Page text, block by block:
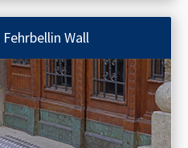
Fehrbellin Wall